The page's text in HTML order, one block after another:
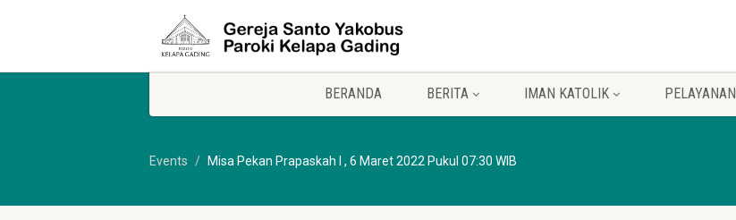
BERANDA BERITA IMAN KATOLIK PELAYANAN
Events Misa Pekan Prapaskah I , 6 Maret 2022 Pukul 07:30 WIB